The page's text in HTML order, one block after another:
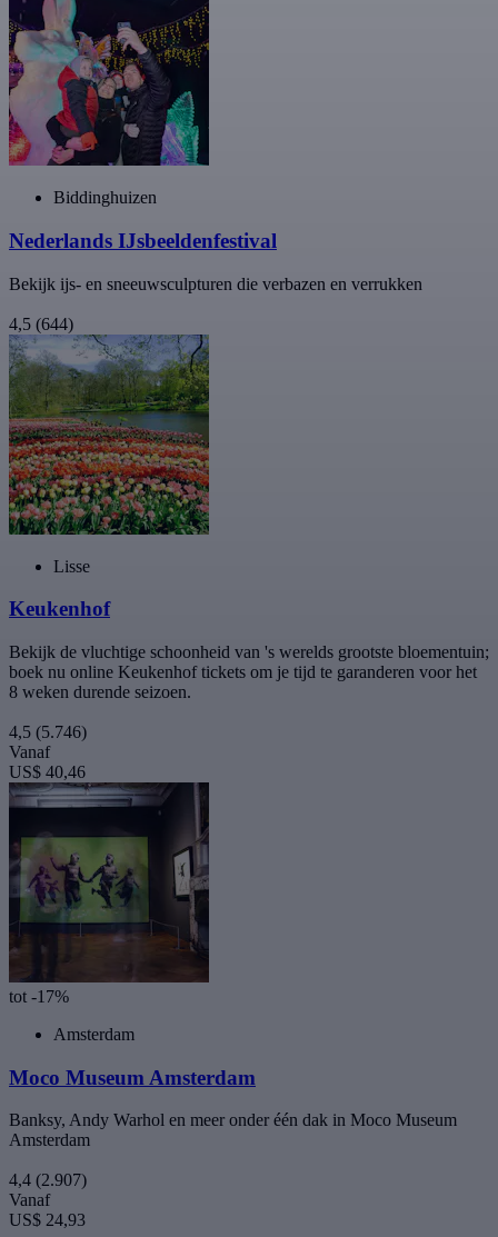
Biddinghuizen
Nederlands IJsbeeldenfestival
Bekijk ijs- en sneeuwsculpturen die verbazen en verrukken
4,5 (644)
Lisse
Keukenhof
Bekijk de vluchtige schoonheid van 's werelds grootste bloementuin;
boek nu online Keukenhof tickets om je tijd te garanderen voor het
8 weken durende seizoen.
4,5 (5.746)
Vanaf
US$ 40,46
tot -17%
Amsterdam
Moco Museum Amsterdam
Banksy, Andy Warhol en meer onder één dak in Moco Museum
Amsterdam
4,4 (2.907)
Vanaf
US$ 24,93